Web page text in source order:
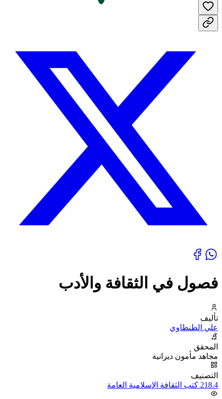
فصول في الثقافة والأدب
تأليف
علي الطنطاوي
المحقق
مجاهد مأمون ديرانية
التصنيف
218.4 كتب الثقافة الإسلامية العامة